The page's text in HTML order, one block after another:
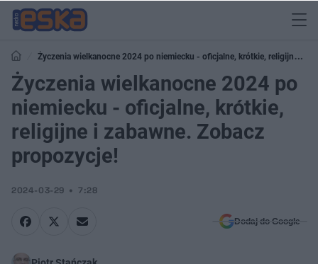
Życzenia wielkanocne 2024 po niemiecku - oficjalne, krótkie, religijne i
zabawne. Zobacz propozycje!
Życzenia wielkanocne 2024 po
niemiecku - oficjalne, krótkie,
religijne i zabawne. Zobacz
propozycje!
2024-03-29 7:28
Dodaj do Google